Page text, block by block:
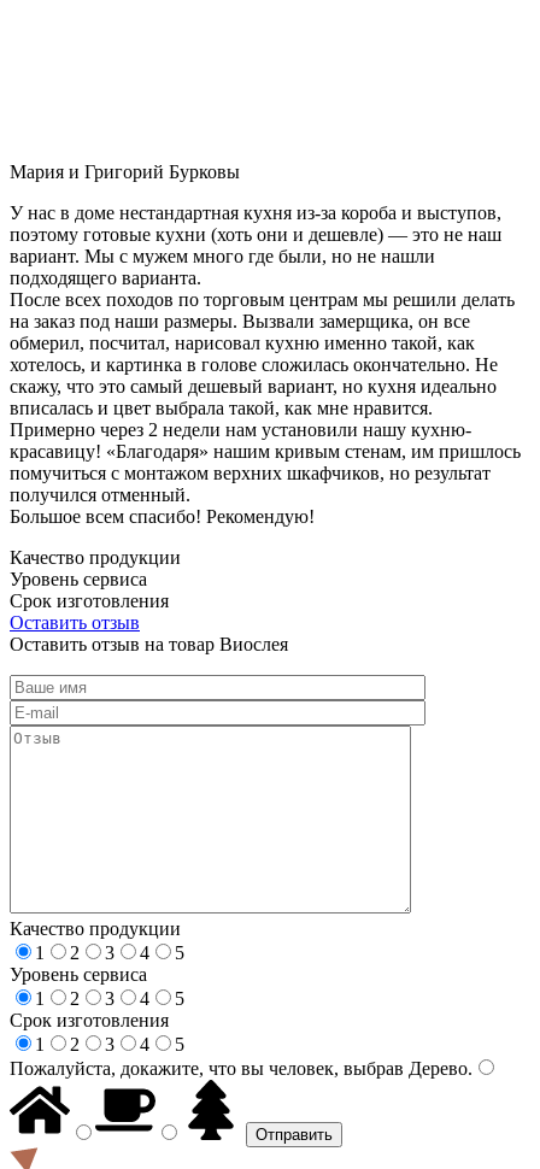
Мария и Григорий Бурковы
У нас в доме нестандартная кухня из-за короба и выступов,
поэтому готовые кухни (хоть они и дешевле) — это не наш
вариант. Мы с мужем много где были, но не нашли
подходящего варианта.
После всех походов по торговым центрам мы решили делать
на заказ под наши размеры. Вызвали замерщика, он все
обмерил, посчитал, нарисовал кухню именно такой, как
хотелось, и картинка в голове сложилась окончательно. Не
скажу, что это самый дешевый вариант, но кухня идеально
вписалась и цвет выбрала такой, как мне нравится.
Примерно через 2 недели нам установили нашу кухню-
красавицу! «Благодаря» нашим кривым стенам, им пришлось
помучиться с монтажом верхних шкафчиков, но результат
получился отменный.
Большое всем спасибо! Рекомендую!
Качество продукции
Уровень сервиса
Срок изготовления
Оставить отзыв
Оставить отзыв на товар Виослея
Качество продукции
1
2 3 4
5
Уровень сервиса
1
2 3 4
5
Срок изготовления
1
2 3 4
5
Пожалуйста, докажите, что вы человек, выбрав Дерево.